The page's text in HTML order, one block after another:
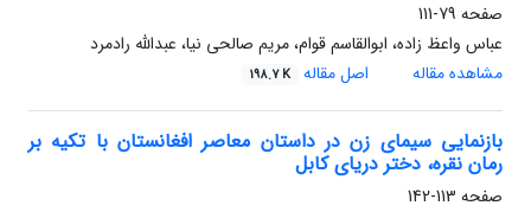
صفحه 79-111
عباس واعظ زاده، ابوالقاسم قوام، مریم صالحی نیا، عبدالله رادمرد
مشاهده مقاله
اصل مقاله 198.7 K
بازنمایی سیمای زن در داستان معاصر افغانستان با تکیه بر
رمان نقره، دختر دریای کابل
صفحه 113-142